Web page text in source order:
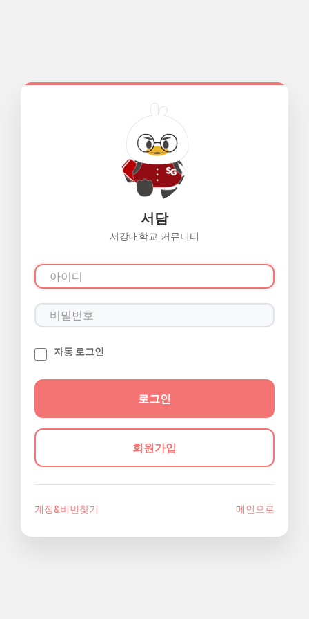
서담
서강대학교 커뮤니티
자동 로그인
회원가입
계정&비번찾기 메인으로